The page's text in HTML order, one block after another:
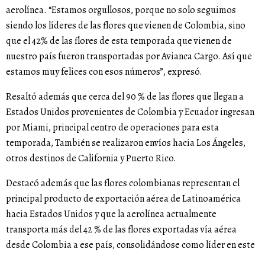
aerolínea. “Estamos orgullosos, porque no solo seguimos
siendo los líderes de las flores que vienen de Colombia, sino
que el 42% de las flores de esta temporada que vienen de
nuestro país fueron transportadas por Avianca Cargo. Así que
estamos muy felices con esos números”, expresó.
Resaltó además que cerca del 90 % de las flores que llegan a
Estados Unidos provenientes de Colombia y Ecuador ingresan
por Miami, principal centro de operaciones para esta
temporada, También se realizaron envíos hacia Los Ángeles,
otros destinos de California y Puerto Rico.
Destacó además que las flores colombianas representan el
principal producto de exportación aérea de Latinoamérica
hacia Estados Unidos y que la aerolínea actualmente
transporta más del 42 % de las flores exportadas vía aérea
desde Colombia a ese país, consolidándose como líder en este